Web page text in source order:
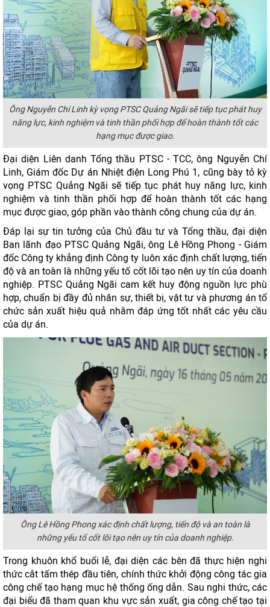
Ông Nguyễn Chí Linh kỳ vọng PTSC Quảng Ngãi sẽ tiếp tục phát huy
năng lực, kinh nghiệm và tinh thần phối hợp để hoàn thành tốt các
hạng mục được giao.
Đại diện Liên danh Tổng thầu PTSC - TCC, ông Nguyễn Chí
Linh, Giám đốc Dự án Nhiệt điện Long Phú 1, cũng bày tỏ kỳ
vọng PTSC Quảng Ngãi sẽ tiếp tục phát huy năng lực, kinh
nghiệm và tinh thần phối hợp để hoàn thành tốt các hạng
mục được giao, góp phần vào thành công chung của dự án.
Đáp lại sự tin tưởng của Chủ đầu tư và Tổng thầu, đại diện
Ban lãnh đạo PTSC Quảng Ngãi, ông Lê Hồng Phong - Giám
đốc Công ty khẳng định Công ty luôn xác định chất lượng, tiến
độ và an toàn là những yếu tố cốt lõi tạo nên uy tín của doanh
nghiệp. PTSC Quảng Ngãi cam kết huy động nguồn lực phù
hợp, chuẩn bị đầy đủ nhân sự, thiết bị, vật tư và phương án tổ
chức sản xuất hiệu quả nhằm đáp ứng tốt nhất các yêu cầu
của dự án.
Ông Lê Hồng Phong xác định chất lượng, tiến độ và an toàn là
những yếu tố cốt lõi tạo nên uy tín của doanh nghiệp.
Trong khuôn khổ buổi lễ, đại diện các bên đã thực hiện nghi
thức cắt tấm thép đầu tiên, chính thức khởi động công tác gia
công chế tạo hạng mục hệ thống ống dẫn. Sau nghi thức, các
đại biểu đã tham quan khu vực sản xuất, gia công chế tạo tại